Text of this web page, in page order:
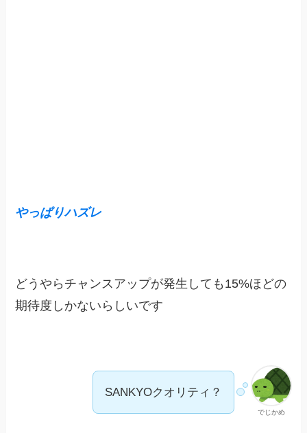
やっぱりハズレ
どうやらチャンスアップが発生しても15%ほどの
期待度しかないらしいです
でじかめ
SANKYOクオリティ？